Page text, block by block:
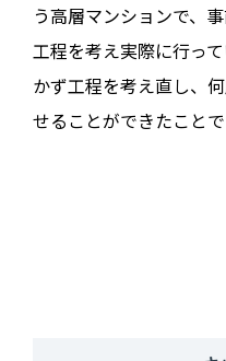
う高層マンションで、
工程を考え実際に行っ
かず工程を考え直し、
せることができたことで